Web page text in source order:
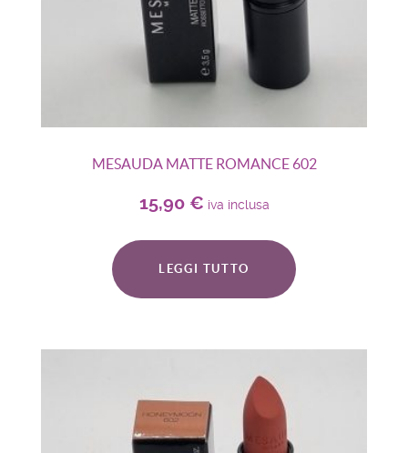
MESAUDA MATTE ROMANCE 602
15,90 € iva inclusa
LEGGI TUTTO